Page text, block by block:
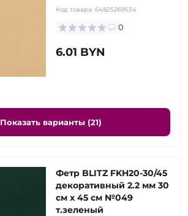
Код товара: 64825269534
0
6.01 BYN
Показать варианты (21)
Фетр BLITZ FKH20-30/45
декоративный 2.2 мм 30
см х 45 см №049
т.зеленый